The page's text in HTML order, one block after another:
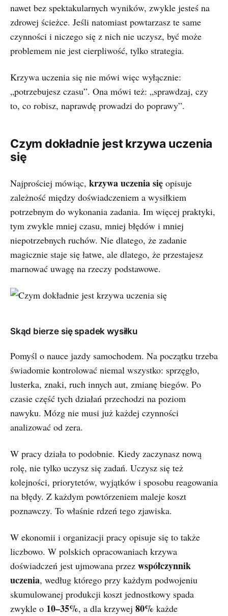
nawet bez spektakularnych wyników, zwykle jesteś na
zdrowej ścieżce. Jeśli natomiast powtarzasz te same
czynności i niczego się z nich nie uczysz, być może
problemem nie jest cierpliwość, tylko strategia.
Krzywa uczenia się nie mówi więc wyłącznie:
„potrzebujesz czasu”. Ona mówi też: „sprawdzaj, czy
to, co robisz, naprawdę prowadzi do poprawy”.
Czym dokładnie jest krzywa uczenia
się
Najprościej mówiąc, krzywa uczenia się opisuje
zależność między doświadczeniem a wysiłkiem
potrzebnym do wykonania zadania. Im więcej praktyki,
tym zwykle mniej czasu, mniej błędów i mniej
niepotrzebnych ruchów. Nie dlatego, że zadanie
magicznie staje się łatwe, ale dlatego, że przestajesz
marnować uwagę na rzeczy podstawowe.
Skąd bierze się spadek wysiłku
Pomyśl o nauce jazdy samochodem. Na początku trzeba
świadomie kontrolować niemal wszystko: sprzęgło,
lusterka, znaki, ruch innych aut, zmianę biegów. Po
czasie część tych działań przechodzi na poziom
nawyku. Mózg nie musi już każdej czynności
analizować od zera.
W pracy działa to podobnie. Kiedy zaczynasz nową
rolę, nie tylko uczysz się zadań. Uczysz się też
kolejności, priorytetów, wyjątków i sposobu reagowania
na błędy. Z każdym powtórzeniem maleje koszt
poznawczy. To właśnie rdzeń tego zjawiska.
W ekonomii i organizacji pracy opisuje się to także
liczbowo. W polskich opracowaniach krzywa
doświadczeń jest ujmowana przez współczynnik
uczenia, według którego przy każdym podwojeniu
skumulowanej produkcji koszt jednostkowy spada
zwykle o 10–35%, a dla krzywej 80% każde